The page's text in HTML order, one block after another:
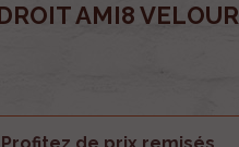
AMI8 VELOUR